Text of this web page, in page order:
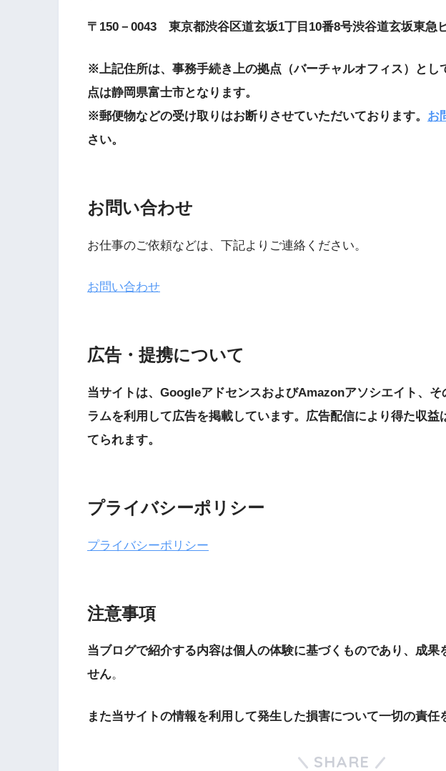
〒150－0043 東京都渋谷区道玄坂1丁目10番8号渋谷道玄坂東急
※上記住所は、事務手続き上の拠点（バーチャルオフィス）とし
点は静岡県富士市となります。
※郵便物などの受け取りはお断りさせていただいております。 お
さい。
お問い合わせ
お仕事のご依頼などは、下記よりご連絡ください。
お問い合わせ
広告・提携について
当サイトは、GoogleアドセンスおよびAmazonアソシエイト、
ラムを利用して広告を掲載しています。広告配信により得た収益
てられます。
プライバシーポリシー
プライバシーポリシー
注意事項
当ブログで紹介する内容は個人の体験に基づくものであり、成果
せん。
また当サイトの情報を利用して発生した損害について一切の責任
SHARE